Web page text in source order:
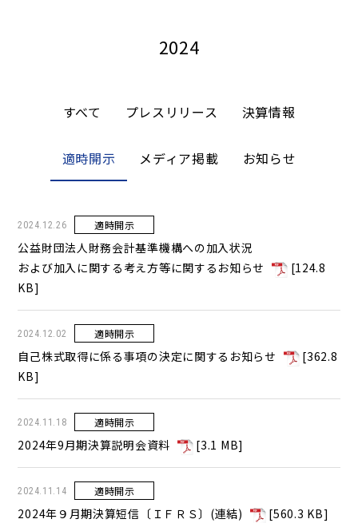
2024
すべて プレスリリース 決算情報
適時開示 メディア掲載 お知らせ
2024.12.26 適時開示
公益財団法人財務会計基準機構への加入状況
および加入に関する考え方等に関するお知らせ
[124.8
KB]
2024.12.02 適時開示
自己株式取得に係る事項の決定に関するお知らせ [362.8
KB]
2024.11.18 適時開示
2024年9月期決算説明会資料 [3.1 MB]
2024.11.14 適時開示
2024年９月期決算短信〔ＩＦＲＳ〕(連結) [560.3 KB]